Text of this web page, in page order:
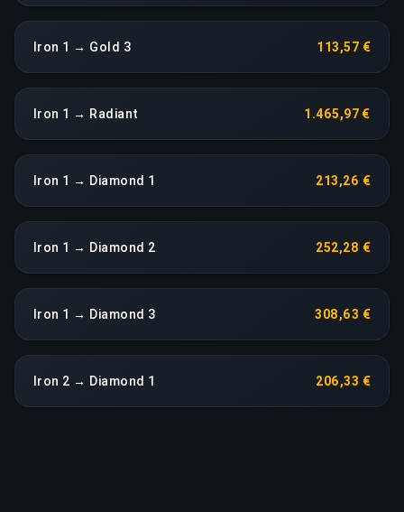
Iron 1 → Gold 3 113,57 €
Iron 1 → Radiant 1.465,97 €
Iron 1 → Diamond 1 213,26 €
Iron 1 → Diamond 2 252,28 €
Iron 1 → Diamond 3 308,63 €
Iron 2 → Diamond 1 206,33 €